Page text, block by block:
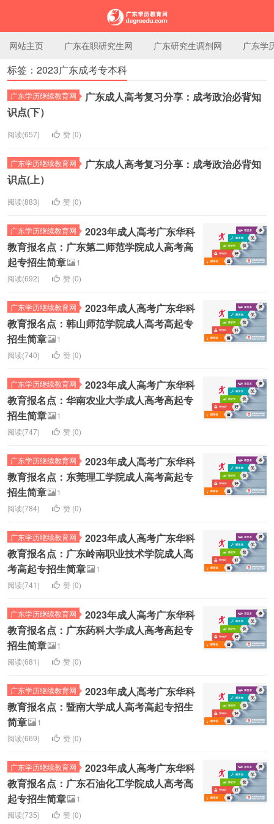
广东学历教育网
网站主页 广东在职研究生网 广东研究生调剂网 广东学
标签：2023广东成考专本科
广东学历继续教育网
广东成人高考复习分享：成考政治必背知
识点(下）
阅读(657) 赞 (0)
广东学历继续教育网
广东成人高考复习分享：成考政治必背知
识点(上）
阅读(883) 赞 (0)
广东学历继续教育网
2023年成人高考广东华科
教育报名点：广东第二师范学院成人高考高
起专招生简章
1
阅读(692)
赞 (0)
广东学历继续教育网
2023年成人高考广东华科
教育报名点：韩山师范学院成人高考高起专
招生简章
1
阅读(740)
赞 (0)
广东学历继续教育网
2023年成人高考广东华科
教育报名点：华南农业大学成人高考高起专
招生简章
1
阅读(747)
赞 (0)
广东学历继续教育网
2023年成人高考广东华科
教育报名点：东莞理工学院成人高考高起专
招生简章
1
阅读(784)
赞 (0)
广东学历继续教育网
2023年成人高考广东华科
教育报名点：广东岭南职业技术学院成人高
考高起专招生简章
1
阅读(741)
赞 (0)
广东学历继续教育网
2023年成人高考广东华科
教育报名点：广东药科大学成人高考高起专
招生简章
1
阅读(681)
赞 (0)
广东学历继续教育网
2023年成人高考广东华科
教育报名点：暨南大学成人高考高起专招生
简章
1
阅读(669)
赞 (0)
广东学历继续教育网
2023年成人高考广东华科
教育报名点：广东石油化工学院成人高考高
起专招生简章
1
阅读(735)
赞 (0)